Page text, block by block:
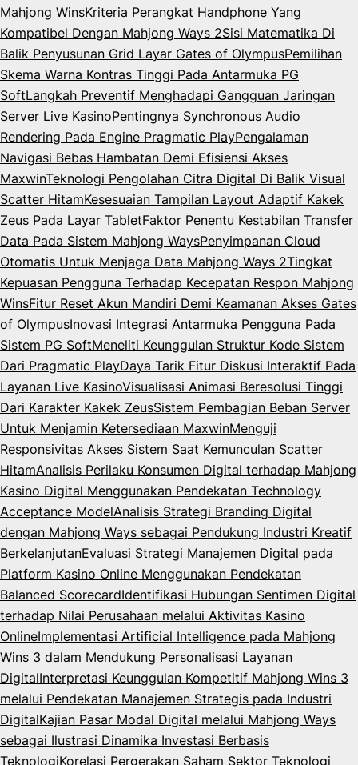
Mahjong WinsKriteria Perangkat Handphone Yang
Kompatibel Dengan Mahjong Ways 2Sisi Matematika Di
Balik Penyusunan Grid Layar Gates of OlympusPemilihan
Skema Warna Kontras Tinggi Pada Antarmuka PG
SoftLangkah Preventif Menghadapi Gangguan Jaringan
Server Live KasinoPentingnya Synchronous Audio
Rendering Pada Engine Pragmatic PlayPengalaman
Navigasi Bebas Hambatan Demi Efisiensi Akses
MaxwinTeknologi Pengolahan Citra Digital Di Balik Visual
Scatter HitamKesesuaian Tampilan Layout Adaptif Kakek
Zeus Pada Layar TabletFaktor Penentu Kestabilan Transfer
Data Pada Sistem Mahjong WaysPenyimpanan Cloud
Otomatis Untuk Menjaga Data Mahjong Ways 2Tingkat
Kepuasan Pengguna Terhadap Kecepatan Respon Mahjong
WinsFitur Reset Akun Mandiri Demi Keamanan Akses Gates
of OlympusInovasi Integrasi Antarmuka Pengguna Pada
Sistem PG SoftMeneliti Keunggulan Struktur Kode Sistem
Dari Pragmatic PlayDaya Tarik Fitur Diskusi Interaktif Pada
Layanan Live KasinoVisualisasi Animasi Beresolusi Tinggi
Dari Karakter Kakek ZeusSistem Pembagian Beban Server
Untuk Menjamin Ketersediaan MaxwinMenguji
Responsivitas Akses Sistem Saat Kemunculan Scatter
HitamAnalisis Perilaku Konsumen Digital terhadap Mahjong
Kasino Digital Menggunakan Pendekatan Technology
Acceptance ModelAnalisis Strategi Branding Digital
dengan Mahjong Ways sebagai Pendukung Industri Kreatif
BerkelanjutanEvaluasi Strategi Manajemen Digital pada
Platform Kasino Online Menggunakan Pendekatan
Balanced ScorecardIdentifikasi Hubungan Sentimen Digital
terhadap Nilai Perusahaan melalui Aktivitas Kasino
OnlineImplementasi Artificial Intelligence pada Mahjong
Wins 3 dalam Mendukung Personalisasi Layanan
DigitalInterpretasi Keunggulan Kompetitif Mahjong Wins 3
melalui Pendekatan Manajemen Strategis pada Industri
DigitalKajian Pasar Modal Digital melalui Mahjong Ways
sebagai Ilustrasi Dinamika Investasi Berbasis
TeknologiKorelasi Pergerakan Saham Sektor Teknologi